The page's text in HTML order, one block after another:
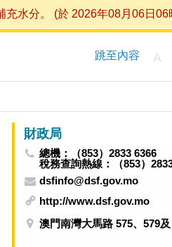
水分。 (於 2026年08月06日06
跳至內容 A
財政局
總機：（853）2833 6366
稅務查詢熱線：（853）
dsfinfo@dsf.gov.mo
http://www.dsf.gov.mo
澳門南灣大馬路 575、579